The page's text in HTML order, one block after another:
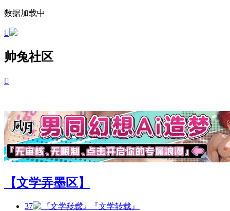
数据加载中

帅兔社区

【文学弄墨区】
37 『文学转载』